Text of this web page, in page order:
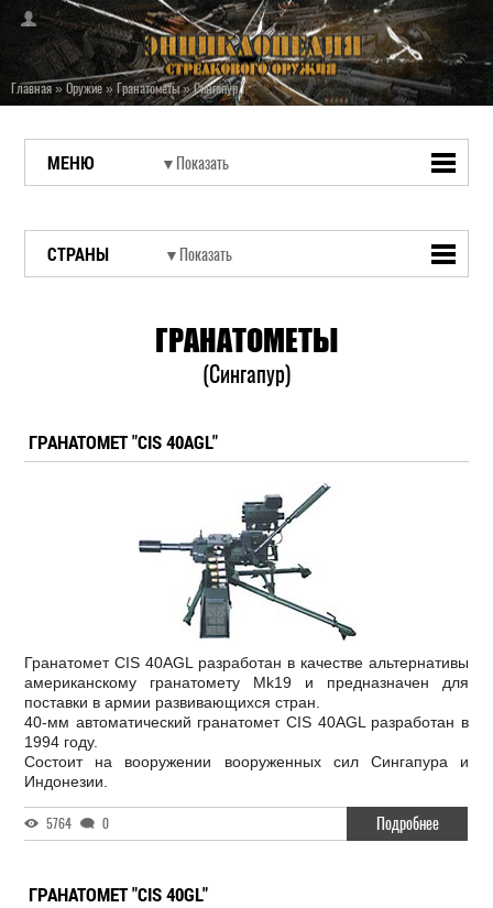
Главная»Оружие» Гранатометы»Сингапур
МЕНЮ
СТРАНЫ
ГРАНАТОМЕТЫ
(Сингапур)
ГРАНАТОМЕТ "CIS 40AGL"
Гранатомет CIS 40AGL разработан в качестве альтернативы
американскому гранатомету Mk19 и предназначен для
поставки в армии развивающихся стран.
40-мм автоматический гранатомет CIS 40AGL разработан в
1994 году.
Состоит на вооружении вооруженных сил Сингапура и
Индонезии.
5764 0 Подробнее
ГРАНАТОМЕТ "CIS 40GL"